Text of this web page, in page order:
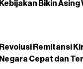
Kebijakan Bikin Asing
Revolusi Remitansi
Negara Cepat dan